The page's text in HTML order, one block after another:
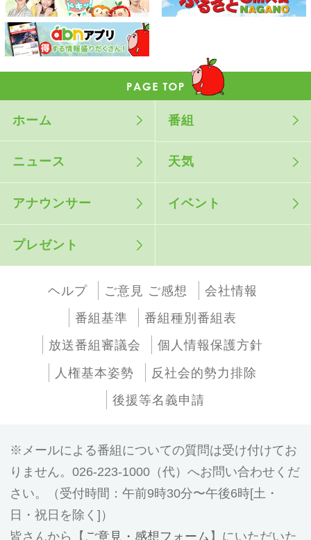
ホーム 番組
ニュース 天気
アナウンサー イベント
プレゼント
ヘルプ ご意見 ご感想
会社情報
番組基準
番組種別番組表
放送番組審議会
個人情報保護方針
人権基本姿勢
反社会的勢力排除
後援等名義申請
メールによる番組についての質問は受け付けてお
りません。026-223-1000（代）へお問い合わせくだ
さい。（受付時間：午前9時30分〜午後6時[土・
日・祝日を除く]）
皆さんから【 ご意見・感想フォーム 】にいただいた